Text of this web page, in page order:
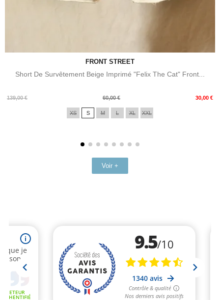
FRONT STREET
Short De Survêtement Beige Imprimé "Felix The Cat" Front...
139,00 €
Prix
60,00 € 30,00 €
Prix
XS S M L XL XXL
Voir +